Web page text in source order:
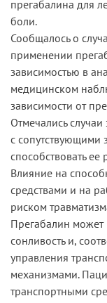
прегабалина для
боли.
Сообщалось о
применении
зависимостью в
медицинском
зависимости от
Отмечались
с сопутствующими
способствовать ее
Влияние на
средствами и на
риском
Прегабалин может
сонливость и,
управления
механизмами.
транспортными